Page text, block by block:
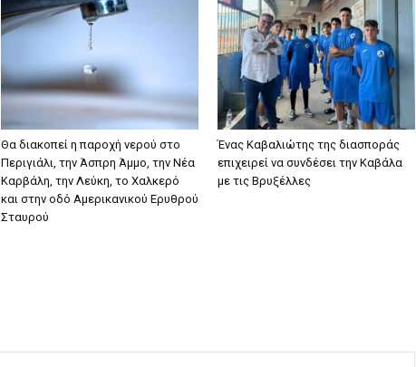
Θα διακοπεί η παροχή νερού στο
Περιγιάλι, την Άσπρη Άμμο, την Νέα
Καρβάλη, την Λεύκη, το Χαλκερό
και στην οδό Αμερικανικού Ερυθρού
Σταυρού
Ένας Καβαλιώτης της διασποράς
επιχειρεί να συνδέσει την Καβάλα
με τις Βρυξέλλες